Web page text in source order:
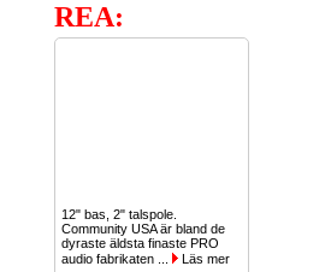
REA:
12" bas, 2" talspole.
Community USA är bland de
dyraste äldsta finaste PRO
audio fabrikaten ...
Läs mer